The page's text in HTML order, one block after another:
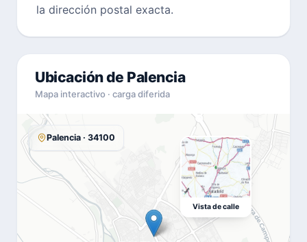
la dirección postal exacta.
Ubicación de Palencia
Mapa interactivo · carga diferida
Palencia · 34100
Vista de calle